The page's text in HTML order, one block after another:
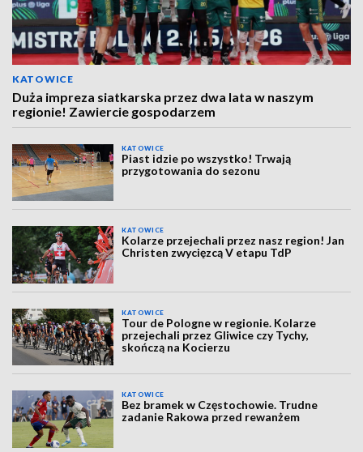
KATOWICE
Duża impreza siatkarska przez dwa lata w naszym
regionie! Zawiercie gospodarzem
KATOWICE
Piast idzie po wszystko! Trwają
przygotowania do sezonu
KATOWICE
Kolarze przejechali przez nasz region! Jan
Christen zwycięzcą V etapu TdP
KATOWICE
Tour de Pologne w regionie. Kolarze
przejechali przez Gliwice czy Tychy,
skończą na Kocierzu
KATOWICE
Bez bramek w Częstochowie. Trudne
zadanie Rakowa przed rewanżem